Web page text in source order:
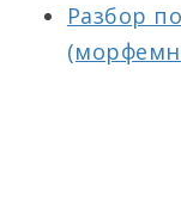
Разбор